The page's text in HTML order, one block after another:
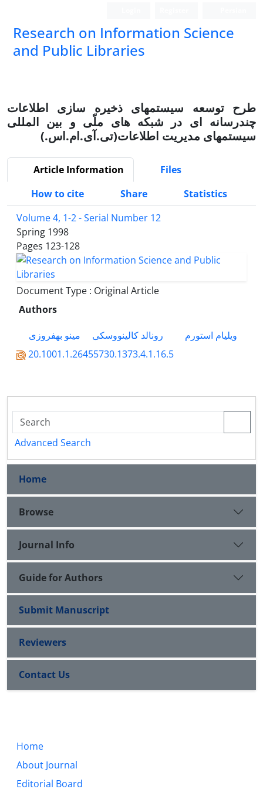
Research on Information Science
and Public Libraries
طرح توسعه سیستمهای ذخیره سازی اطلاعات
چندرسانه ای در شبکه های ملّی و بین المللی
سیستمهای مدیریت اطلاعات(تی.آی.ام.اس.)
Article Information
Files
How to cite
Share
Statistics
Volume 4, 1-2 - Serial Number 12
Spring 1998
Pages 123-128
Document Type : Original Article
Authors
ویلیام استورم
رونالد کالینووسکی
مینو بهفروزی
20.1001.1.26455730.1373.4.1.16.5
Advanced Search
Home
Browse
Journal Info
Guide for Authors
Submit Manuscript
Reviewers
Contact Us
Home
About Journal
Editorial Board